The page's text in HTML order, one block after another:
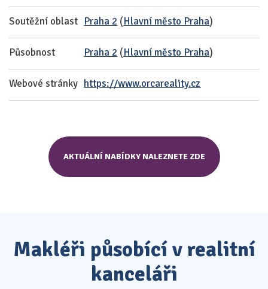
Soutěžní oblast Praha 2 (Hlavní město Praha)
Působnost Praha 2 (Hlavní město Praha)
Webové stránky https://www.orcareality.cz
AKTUÁLNÍ NABÍDKY NALEZNETE ZDE
Makléři působící v realitní
kanceláři